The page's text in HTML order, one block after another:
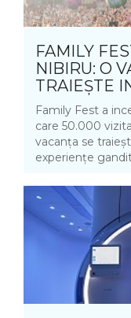
FAMILY
NIBIRU: O
TRAIEȘTE
Family Fest a
care 50.000
vacanța se
experiențe